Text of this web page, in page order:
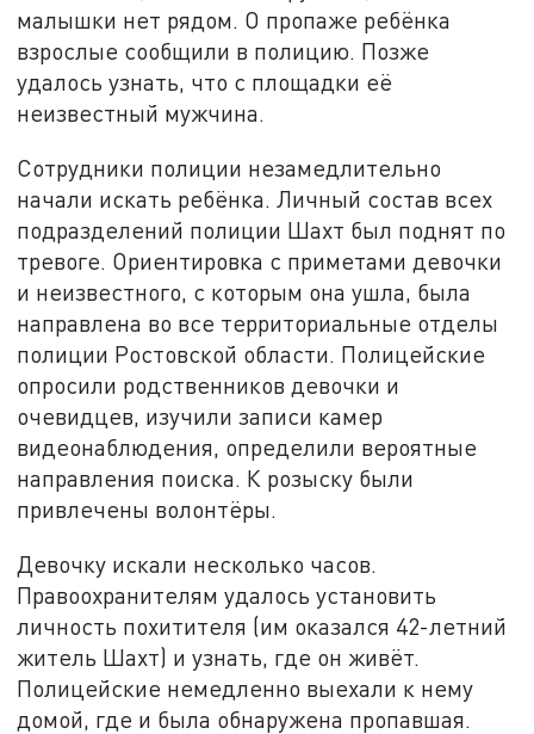
малышки нет рядом. О пропаже ребёнка
взрослые сообщили в полицию. Позже
удалось узнать, что с площадки её
неизвестный мужчина.
Сотрудники полиции незамедлительно
начали искать ребёнка. Личный состав всех
подразделений полиции Шахт был поднят по
тревоге. Ориентировка с приметами девочки
и неизвестного, с которым она ушла, была
направлена во все территориальные отделы
полиции Ростовской области. Полицейские
опросили родственников девочки и
очевидцев, изучили записи камер
видеонаблюдения, определили вероятные
направления поиска. К розыску были
привлечены волонтёры.
Девочку искали несколько часов.
Правоохранителям удалось установить
личность похитителя (им оказался 42-летний
житель Шахт) и узнать, где он живёт.
Полицейские немедленно выехали к нему
домой, где и была обнаружена пропавшая.